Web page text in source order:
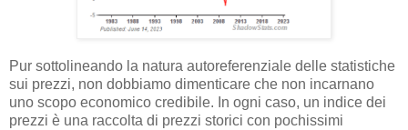
Pur sottolineando la natura autoreferenziale delle statistiche
sui prezzi, non dobbiamo dimenticare che non incarnano
uno scopo economico credibile. In ogni caso, un indice dei
prezzi è una raccolta di prezzi storici con pochissimi